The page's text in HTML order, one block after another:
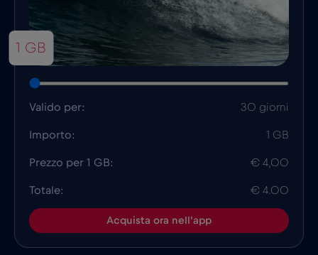
1 GB
Valido per: 30 giorni
Importo: 1 GB
Prezzo per 1 GB: € 4,00
Totale: € 4.00
Acquista ora nell'app